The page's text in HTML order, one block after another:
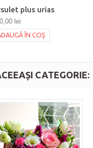
plus urias
lei
ÎN COŞ
CATEGORIE: